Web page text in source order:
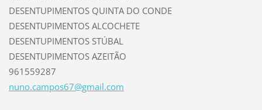
DESENTUPIMENTOS QUINTA DO CONDE
DESENTUPIMENTOS ALCOCHETE
DESENTUPIMENTOS STÚBAL
DESENTUPIMENTOS AZEITÃO
961559287
nuno.campos67@gmail.com